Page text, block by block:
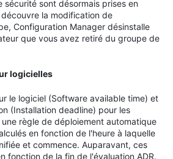
sont désormais prises en
la modification de
Configuration Manager désinstalle
que vous avez retiré du groupe de
logicielles
le logiciel (Software available time) et
(Installation deadline) pour les
règle de déploiement automatique
en fonction de l'heure à laquelle
et commence. Auparavant, ces
fonction de la fin de l'évaluation ADR.